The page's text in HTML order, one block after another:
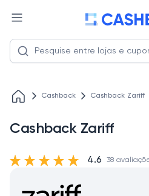
Cashback Cashback Zariff
Cashback Zariff
4.6 38